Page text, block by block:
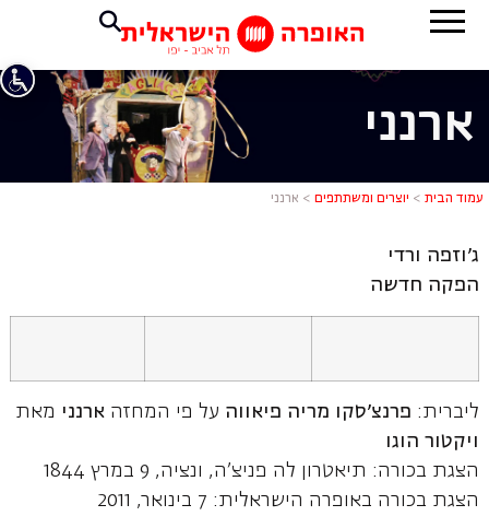
ארנני
ארנני
עמוד הבית > יוצרים ומשתתפים > ארנני
ג'וזפה ורדי
הפקה חדשה
ליברית: פרנצ'סקו מריה פיאווה על פי המחזה ארנני מאת
ויקטור הוגו
הצגת בכורה: תיאטרון לה פניצ'ה, ונציה, 9 במרץ 1844
הצגת בכורה באופרה הישראלית: 7 בינואר, 2011